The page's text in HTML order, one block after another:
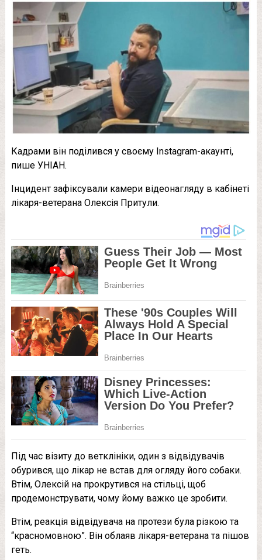
Кадрами він поділився у своєму Instagram-акаунті,
пише УНІАН.
Інцидент зафіксували камери відеонагляду в кабінеті
лікаря-ветерана Олексія Притули.
Під час візиту до ветклініки, один з відвідувачів
обурився, що лікар не встав для огляду його собаки.
Втім, Олексій на прокрутився на стільці, щоб
продемонструвати, чому йому важко це зробити.
Втім, реакція відвідувача на протези була різкою та
“красномовною”. Він облаяв лікаря-ветерана та пішов
геть.